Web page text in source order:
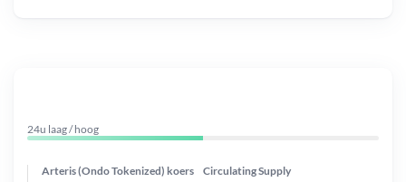
24u laag / hoog
Arteris (Ondo Tokenized) koers Circulating Supply